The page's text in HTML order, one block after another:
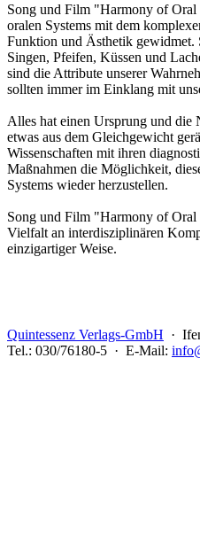
Song und Film "Harmony of Oral
oralen Systems mit dem
Funktion und Ästhetik gewidmet.
Singen, Pfeifen, Küssen und
sind die Attribute unserer
sollten immer im Einklang mit
Alles hat einen Ursprung und die
etwas aus dem Gleichgewicht
Wissenschaften mit ihren
Maßnahmen die Möglichkeit,
Systems wieder herzustellen.
Song und Film "Harmony of Oral
Vielfalt an interdisziplinären
einzigartiger Weise.
Quintessenz Verlags-GmbH ·
Tel.: 030/76180-5 · E-Mail: